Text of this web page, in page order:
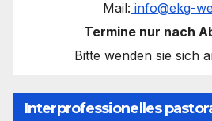
Mail: info@ekg-
Termine nur nach
Bitte wenden sie sich
Interprofessionelles